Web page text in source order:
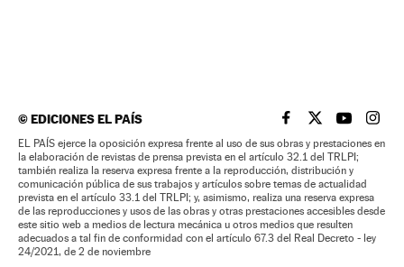
©EDICIONES EL PAÍS EL PAÍS BRASIL EN
EL PAÍSEL PAÍS
EL
EL PAÍS ejerce la oposición expresa frente al uso de sus obras y prestaciones en
la elaboración de revistas de prensa prevista en el artículo 32.1 del TRLPI;
también realiza la reserva expresa frente a la reproducción, distribución y
comunicación pública de sus trabajos y artículos sobre temas de actualidad
prevista en el artículo 33.1 del TRLPI; y, asimismo, realiza una reserva expresa
de las reproducciones y usos de las obras y otras prestaciones accesibles desde
este sitio web a medios de lectura mecánica u otros medios que resulten
adecuados a tal fin de conformidad con el artículo 67.3 del Real Decreto - ley
24/2021, de 2 de noviembre